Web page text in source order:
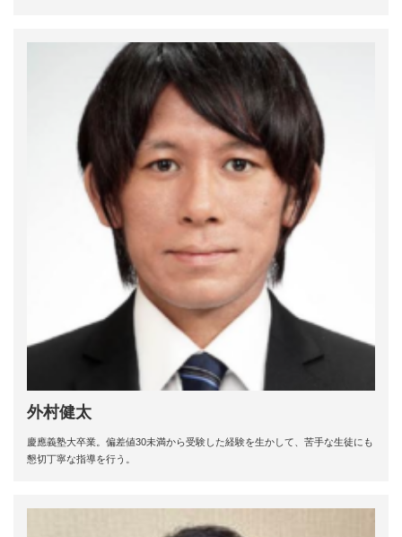
外村健太
慶應義塾大卒業。偏差値30未満から受験した経験を生かして、苦手な生徒にも
懇切丁寧な指導を行う。